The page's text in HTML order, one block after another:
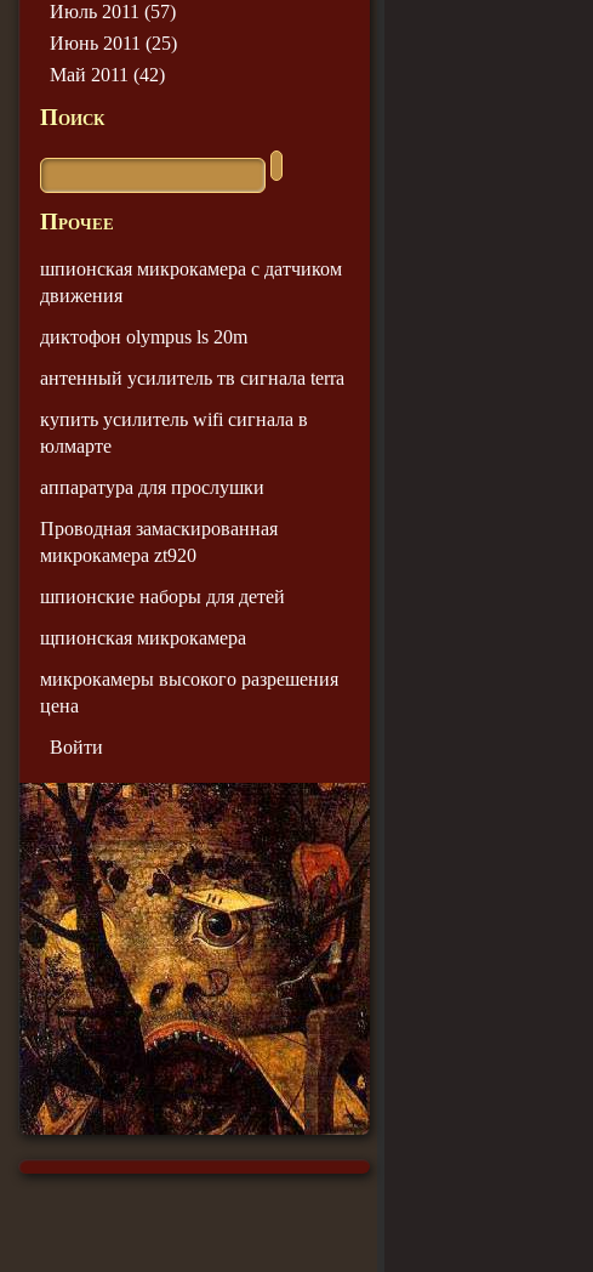
Июль 2011 (57)
Июнь 2011 (25)
Май 2011 (42)
Поиск
Прочее
шпионская микрокамера с датчиком
движения
диктофон olympus ls 20m
антенный усилитель тв сигнала terra
купить усилитель wifi сигнала в
юлмарте
аппаратура для прослушки
Проводная замаскированная
микрокамера zt920
шпионские наборы для детей
щпионская микрокамера
микрокамеры высокого разрешения
цена
Войти